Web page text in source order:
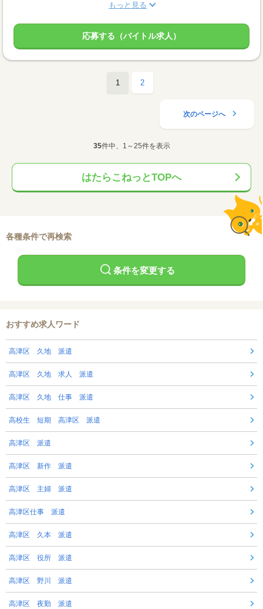
もっと見る
応募する（バイトル求人）
1 2
次のページへ
35件中、1～25件を表示
はたらこねっとTOPへ
各種条件で再検索
条件を変更する
おすすめ求人ワード
高津区 久地 派遣
高津区 久地 求人 派遣
高津区 久地 仕事 派遣
高校生 短期 高津区 派遣
高津区 派遣
高津区 新作 派遣
高津区 主婦 派遣
高津区仕事 派遣
高津区 久本 派遣
高津区 役所 派遣
高津区 野川 派遣
高津区 夜勤 派遣